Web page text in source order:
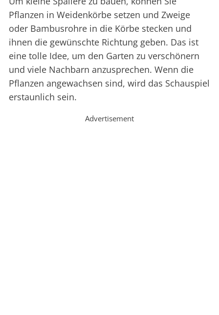
Pflanzen in Weidenkörbe setzen und Zweige
oder Bambusrohre in die Körbe stecken und
ihnen die gewünschte Richtung geben. Das ist
eine tolle Idee, um den Garten zu verschönern
und viele Nachbarn anzusprechen. Wenn die
Pflanzen angewachsen sind, wird das Schauspiel
erstaunlich sein.
Advertisement